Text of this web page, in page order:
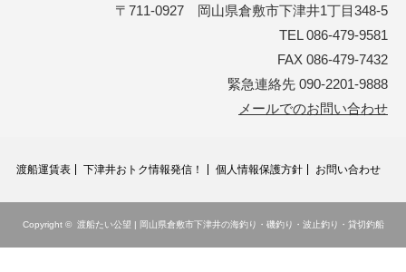
〒711-0927 岡山県倉敷市下津井1丁目348-5
TEL 086-479-9581
FAX 086-479-7432
緊急連絡先 090-2201-9888
メールでのお問い合わせ
渡船運賃表 下津井おトク情報発信！ 個人情報保護方針 お問い合わせ
Copyright © 渡船たい公望 | 岡山県倉敷市下津井の海釣り・磯釣り・波止釣り・貸切釣船